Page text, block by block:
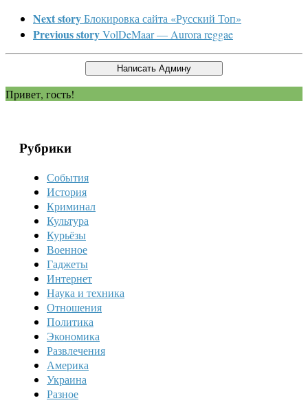
Next storyБлокировка сайта «Русский Топ»
Previous storyVolDeMaar — Aurora reggae
Привет, гость!
Рубрики
События
История
Криминал
Культура
Курьёзы
Военное
Гаджеты
Интернет
Наука и техника
Отношения
Политика
Экономика
Развлечения
Америка
Украина
Разное